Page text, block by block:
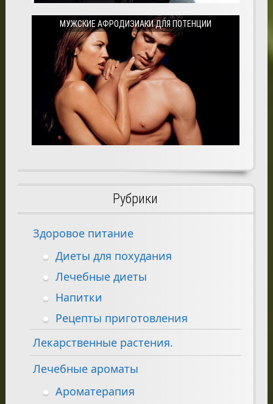
МУЖСКИЕ АФРОДИЗИАКИ ДЛЯ ПОТЕНЦИИ
Рубрики
Здоровое питание
Диеты для похудания
Лечебные диеты
Напитки
Рецепты приготовления
Лекарственные растения.
Лечебные ароматы
Ароматерапия